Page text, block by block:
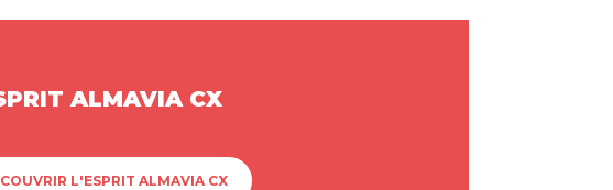
ALMAVIA CX
L'ESPRIT ALMAVIA CX